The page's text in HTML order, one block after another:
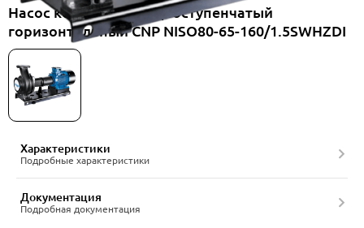
Насос консольный одноступенчатый
горизонтальный CNP NISO80-65-160/1.5SWHZDI
Характеристики
Подробные характеристики
Документация
Подробная документация